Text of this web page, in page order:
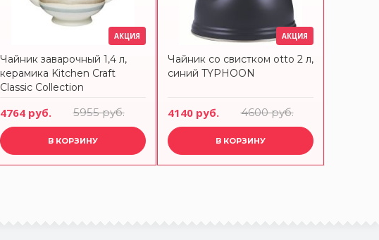
АКЦИЯ
Чайник заварочный 1,4 л,
керамика Kitchen Craft
Classic Collection
4764 руб. 5955 руб.
В КОРЗИНУ
АКЦИЯ
Чайник со свистком otto 2 л,
синий TYPHOON
4140 руб. 4600 руб.
В КОРЗИНУ